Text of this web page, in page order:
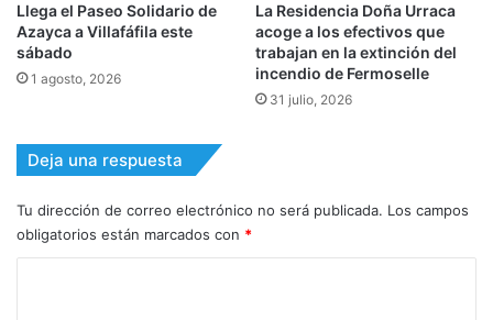
Llega el Paseo Solidario de
Azayca a Villafáfila este
sábado
1 agosto, 2026
La Residencia Doña Urraca
acoge a los efectivos que
trabajan en la extinción del
incendio de Fermoselle
31 julio, 2026
Deja una respuesta
Tu dirección de correo electrónico no será publicada. Los campos
obligatorios están marcados con *